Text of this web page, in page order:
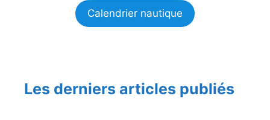
Calendrier nautique
Les derniers articles publiés